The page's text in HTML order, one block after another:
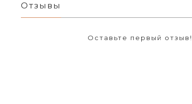
Отзывы
Оставьте первый отзыв!